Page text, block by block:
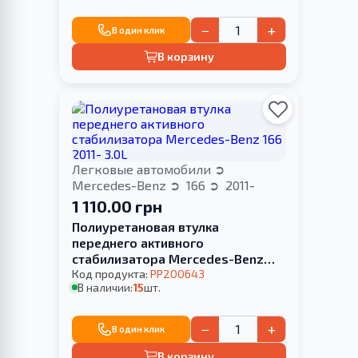
В один клик − +
В корзину
Легковые автомобили
Mercedes-Benz
166 2011-
1 110.00 грн
Полиуретановая втулка
переднего активного
стабилизатора Mercedes-Benz
166 2011- 3.0L
Код продукта: PP200643
В наличии:15шт.
В один клик − +